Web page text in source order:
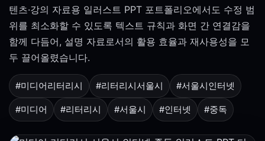
텐츠·강의 자료용 일러스트 PPT 포트폴리오에서도 수정 범
위를 최소화할 수 있도록 텍스트 규칙과 화면 간 연결감을
함께 다듬어, 설명 자료로서의 활용 효율과 재사용성을 모
두 끌어올렸습니다.
#미디어리터리시 #리터리시서울시 #서울시인터넷
#미디어 #리터리시 #서울시 #인터넷 #중독